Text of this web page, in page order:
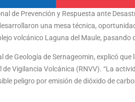
de Prevención y Respuesta ante
una mesa técnica,
volcánico Laguna del Maule, pasando
Geología de Sernageomin, explicó
Vigilancia Volcánica (RNVV). “La
peligro por emisión de dióxido de